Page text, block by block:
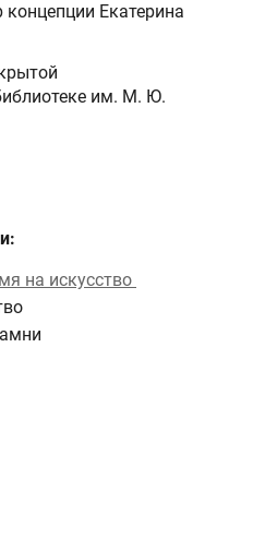
Екатерина
им. М. Ю.
на искусство